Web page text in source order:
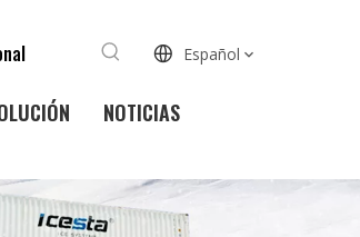
Español
NOTICIAS